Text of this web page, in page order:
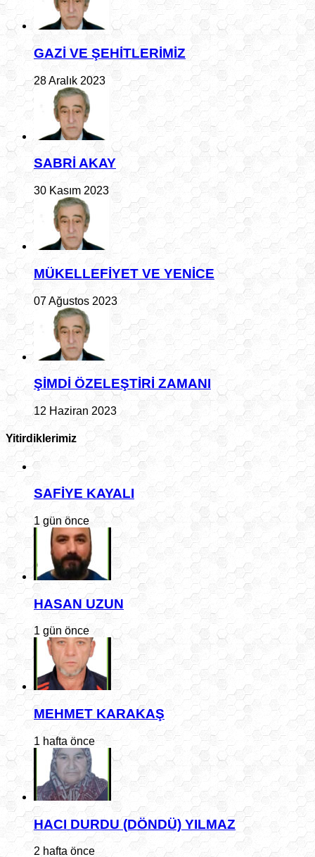
GAZİ VE ŞEHİTLERİMİZ
28 Aralık 2023
SABRİ AKAY
30 Kasım 2023
MÜKELLEFİYET VE YENİCE
07 Ağustos 2023
ŞİMDİ ÖZELEŞTİRİ ZAMANI
12 Haziran 2023
Yitirdiklerimiz
SAFİYE KAYALI
1 gün önce
HASAN UZUN
1 gün önce
MEHMET KARAKAŞ
1 hafta önce
HACI DURDU (DÖNDÜ) YILMAZ
2 hafta önce